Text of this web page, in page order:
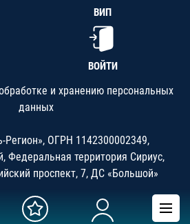
ВИП
ВОЙТИ
и хранению персональных
данных
ОГРН 1142300002349,
Федеральная территория Сириус,
проспект, 7, ДС «Большой»